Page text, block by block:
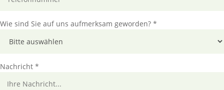
Wie sind Sie auf uns aufmerksam geworden? *
Nachricht *